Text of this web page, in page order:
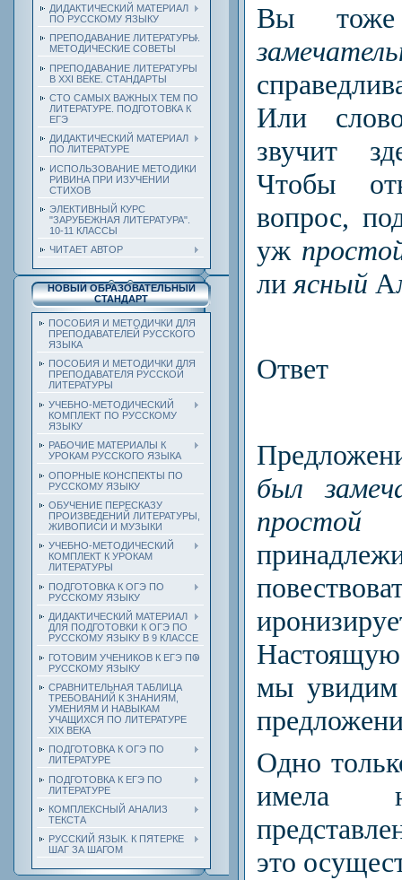
ДИДАКТИЧЕСКИЙ МАТЕРИАЛ
ПО РУССКОМУ ЯЗЫКУ
ПРЕПОДАВАНИЕ ЛИТЕРАТУРЫ.
МЕТОДИЧЕСКИЕ СОВЕТЫ
ПРЕПОДАВАНИЕ ЛИТЕРАТУРЫ
В XXI ВЕКЕ. СТАНДАРТЫ
СТО САМЫХ ВАЖНЫХ ТЕМ ПО
ЛИТЕРАТУРЕ. ПОДГОТОВКА К
ЕГЭ
ДИДАКТИЧЕСКИЙ МАТЕРИАЛ
ПО ЛИТЕРАТУРЕ
ИСПОЛЬЗОВАНИЕ МЕТОДИКИ
РИВИНА ПРИ ИЗУЧЕНИИ
СТИХОВ
ЭЛЕКТИВНЫЙ КУРС
"ЗАРУБЕЖНАЯ ЛИТЕРАТУРА".
10-11 КЛАССЫ
ЧИТАЕТ АВТОР
НОВЫЙ ОБРАЗОВАТЕЛЬНЫЙ
СТАНДАРТ
ПОСОБИЯ И МЕТОДИЧКИ ДЛЯ
ПРЕПОДАВАТЕЛЕЙ РУССКОГО
ЯЗЫКА
ПОСОБИЯ И МЕТОДИЧКИ ДЛЯ
ПРЕПОДАВАТЕЛЯ РУССКОЙ
ЛИТЕРАТУРЫ
УЧЕБНО-МЕТОДИЧЕСКИЙ
КОМПЛЕКТ ПО РУССКОМУ
ЯЗЫКУ
РАБОЧИЕ МАТЕРИАЛЫ К
УРОКАМ РУССКОГО ЯЗЫКА
ОПОРНЫЕ КОНСПЕКТЫ ПО
РУССКОМУ ЯЗЫКУ
ОБУЧЕНИЕ ПЕРЕСКАЗУ
ПРОИЗВЕДЕНИЙ ЛИТЕРАТУРЫ,
ЖИВОПИСИ И МУЗЫКИ
УЧЕБНО-МЕТОДИЧЕСКИЙ
КОМПЛЕКТ К УРОКАМ
ЛИТЕРАТУРЫ
ПОДГОТОВКА К ОГЭ ПО
РУССКОМУ ЯЗЫКУ
ДИДАКТИЧЕСКИЙ МАТЕРИАЛ
ДЛЯ ПОДГОТОВКИ К ОГЭ ПО
РУССКОМУ ЯЗЫКУ В 9 КЛАССЕ
ГОТОВИМ УЧЕНИКОВ К ЕГЭ ПО
РУССКОМУ ЯЗЫКУ
СРАВНИТЕЛЬНАЯ ТАБЛИЦА
ТРЕБОВАНИЙ К ЗНАНИЯМ,
УМЕНИЯМ И НАВЫКАМ
УЧАЩИХСЯ ПО ЛИТЕРАТУРЕ
ХIХ ВЕКА
ПОДГОТОВКА К ОГЭ ПО
ЛИТЕРАТУРЕ
ПОДГОТОВКА К ЕГЭ ПО
ЛИТЕРАТУРЕ
КОМПЛЕКСНЫЙ АНАЛИЗ
ТЕКСТА
РУССКИЙ ЯЗЫК. К ПЯТЕРКЕ
ШАГ ЗА ШАГОМ
Вы тоже
Или
звучит
Чтобы
вопрос,
уж
ли ясный
Ответ
был
мы
Одно
имела
это